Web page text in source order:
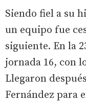
Siendo fiel a su
un equipo fue
siguiente. En la
jornada 16, con
Llegaron
Fernández para